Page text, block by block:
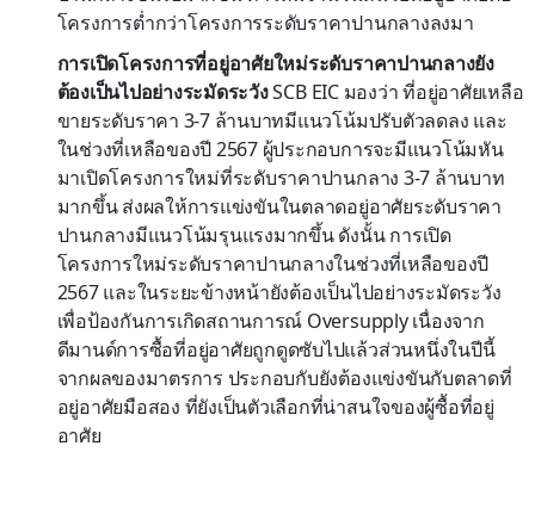
โครงการต่ำกว่าโครงการระดับราคาปานกลางลงมา
การเปิดโครงการที่อยู่อาศัยใหม่ระดับราคาปานกลางยัง
ต้องเป็นไปอย่างระมัดระวังSCB EIC มองว่า ที่อยู่อาศัยเหลือ
ขายระดับราคา 3-7 ล้านบาทมีแนวโน้มปรับตัวลดลง และ
ในช่วงที่เหลือของปี 2567 ผู้ประกอบการจะมีแนวโน้มหัน
มาเปิดโครงการใหม่ที่ระดับราคาปานกลาง 3-7 ล้านบาท
มากขึ้น ส่งผลให้การแข่งขันในตลาดอยู่อาศัยระดับราคา
ปานกลางมีแนวโน้มรุนแรงมากขึ้น ดังนั้น การเปิด
โครงการใหม่ระดับราคาปานกลางในช่วงที่เหลือของปี
2567 และในระยะข้างหน้ายังต้องเป็นไปอย่างระมัดระวัง
เพื่อป้องกันการเกิดสถานการณ์ Oversupply เนื่องจาก
ดีมานด์การซื้อที่อยู่อาศัยถูกดูดซับไปแล้วส่วนหนึ่งในปีนี้
จากผลของมาตรการ ประกอบกับยังต้องแข่งขันกับตลาดที่
อยู่อาศัยมือสอง ที่ยังเป็นตัวเลือกที่น่าสนใจของผู้ซื้อที่อยู่
อาศัย